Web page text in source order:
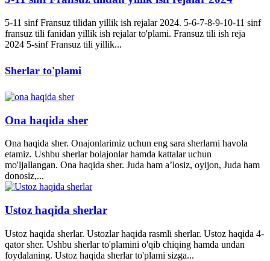
5-11 sinf Fransuz tilidan yillik ish rejalar 2024. 5-6-7-8-9-10-11 sinf
fransuz tili fanidan yillik ish rejalar to'plami. Fransuz tili ish reja
2024 5-sinf Fransuz tili yillik...
Sherlar to'plami
Ona haqida sher
Ona haqida sher. Onajonlarimiz uchun eng sara sherlarni havola
etamiz. Ushbu sherlar bolajonlar hamda kattalar uchun
mo'ljallangan. Ona haqida sher. Juda ham a’losiz, oyijon, Juda ham
donosiz,...
Ustoz haqida sherlar
Ustoz haqida sherlar. Ustozlar haqida rasmli sherlar. Ustoz haqida 4-
qator sher. Ushbu sherlar to'plamini o'qib chiqing hamda undan
foydalaning. Ustoz haqida sherlar to'plami sizga...